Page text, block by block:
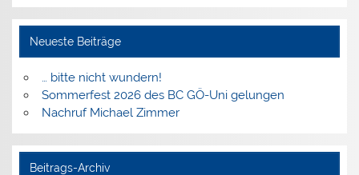
Neueste Beiträge
… bitte nicht wundern!
Sommerfest 2026 des BC GÖ-Uni gelungen
Nachruf Michael Zimmer
Beitrags-Archiv